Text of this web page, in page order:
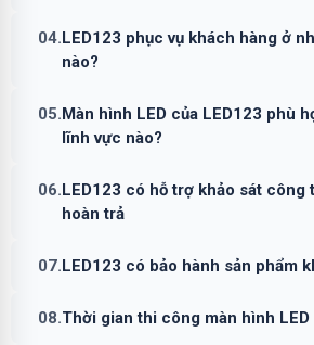
04.LED123 phục vụ khách hàng ở
nào?
05.Màn hình LED của LED123 phù
lĩnh vực nào?
06.LED123 có hỗ trợ khảo sát công
hoàn trả
07.LED123 có bảo hành sản phẩm
08.Thời gian thi công màn hình LED